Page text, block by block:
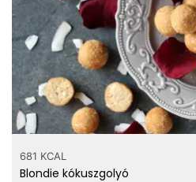
681 KCAL
Blondie kókuszgolyó